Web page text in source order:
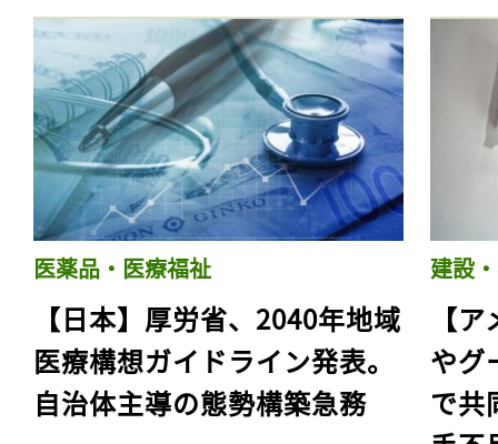
医薬品・医療福祉
【日本】厚労省、2040年地域
医療構想ガイドライン発表。
自治体主導の態勢構築急務
建設
【
やグ
で共